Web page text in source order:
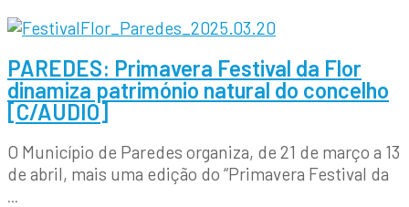
PAREDES: Primavera Festival da Flor
dinamiza património natural do concelho
[C/AUDIO]
O Município de Paredes organiza, de 21 de março a 13
de abril, mais uma edição do “Primavera Festival da
...